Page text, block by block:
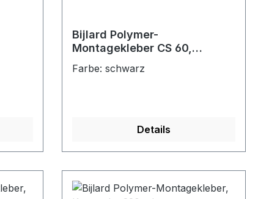
Bijlard Polymer-
Montagekleber CS 60,
Construction Sealer 60
Farbe: schwarz
Details